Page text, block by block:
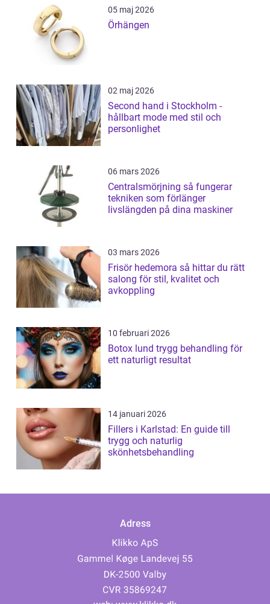
05 maj 2026
Örhängen
02 maj 2026
Second hand i Stockholm -
hållbart mode med stil och
personlighet
06 mars 2026
Centralsmörjning så fungerar
tekniken som förlänger
livslängden på dina maskiner
03 mars 2026
Frisör hedemora så hittar du rätt
salong för stil, kvalitet och
avkoppling
10 februari 2026
Botox lund trygg behandling för
ett naturligt resultat
14 januari 2026
Fillers i Karlstad: En guide till
trygg och naturlig
skönhetsbehandling
Adress